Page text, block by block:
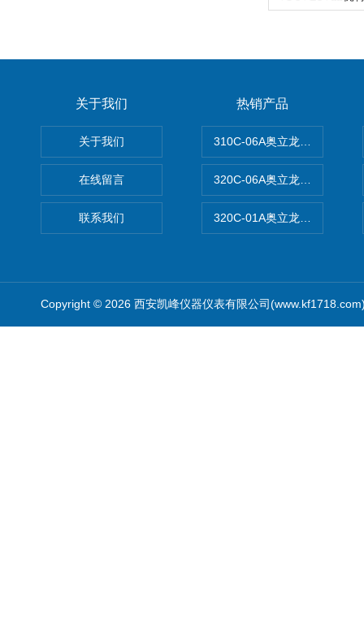
关于我们
关于我们
在线留言
联系我们
热销产品
310C-06A奥立龙实验室台式
320C-06A奥立龙实验室便携
320C-01A奥立龙实验室便携
Copyright © 2026 西安凯峰仪器仪表有限公司